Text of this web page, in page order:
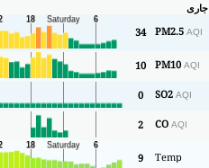
جاری
PM2.5 AQI
34
PM10 AQI
10
SO2 AQI
0
CO AQI
2
Temp
9